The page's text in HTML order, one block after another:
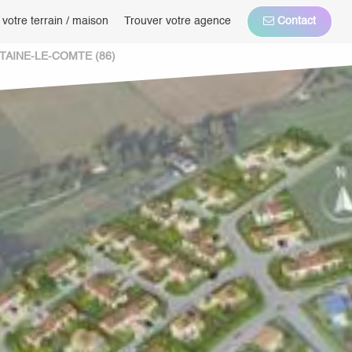
terrain / maison Trouver votre agence Contact
LE-COMTE (86)